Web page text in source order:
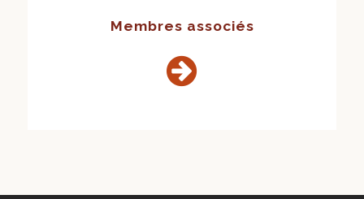
Membres associés